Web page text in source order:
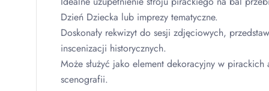
Dzień Dziecka lub imprezy tematyczne.
Doskonały rekwizyt do sesji zdjęciowych,
inscenizacji historycznych.
Może służyć jako element dekoracyjny w
scenografii.